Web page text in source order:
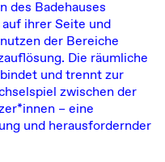
des Badehauses
ihrer Seite und
der Bereiche
Die räumliche
und trennt zur
zwischen der
– eine
und herausfordernder